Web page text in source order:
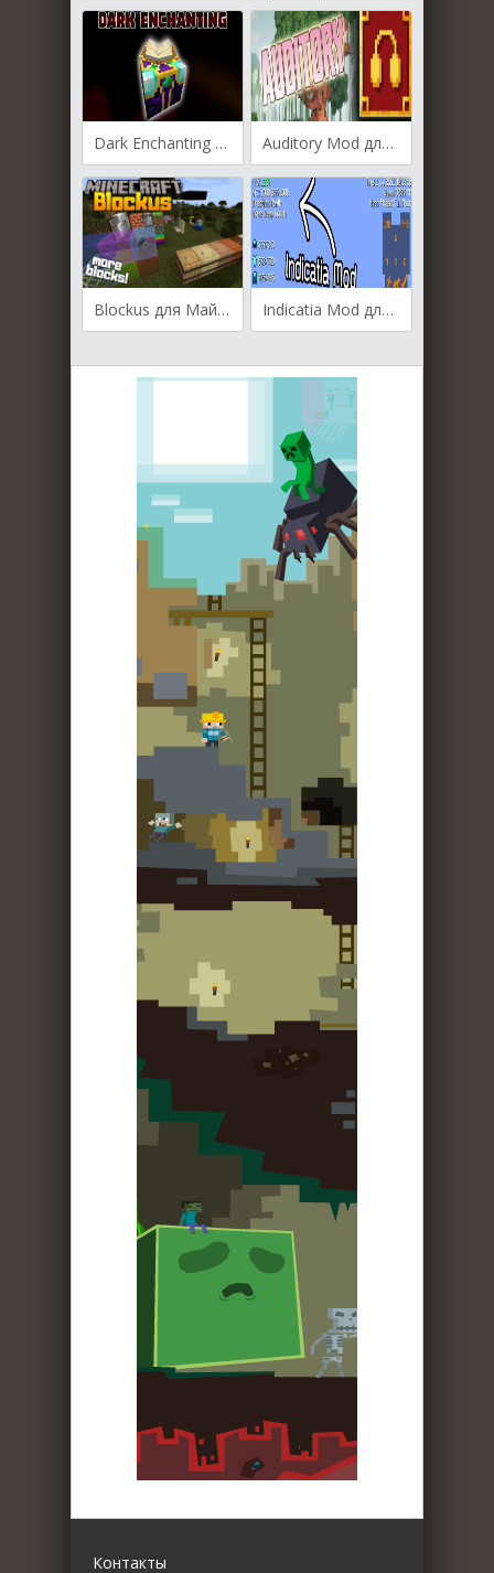
Dark Enchanting для Майнкрафт [1.19.4, 1.19.3, 1.19.1] Auditory Mod для Майнкрафт [1.19.3, 1.19.2, 1.19]
Blockus для Майнкрафт [1.19.3, 1.19.2, 1.19] Indicatia Mod для Майнкрафт [1.19.3, 1.19.2, 1.19]
Контакты